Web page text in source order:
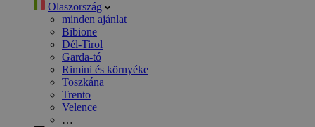
Olaszország
minden ajánlat
Bibione
Dél-Tirol
Garda-tó
Rimini és környéke
Toszkána
Trento
Velence
…